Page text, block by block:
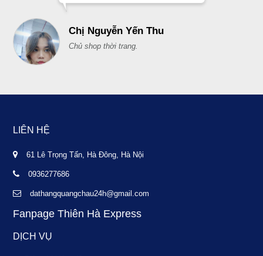
Chị Nguyễn Yến Thu
Chủ shop thời trang.
LIÊN HỆ
61 Lê Trọng Tấn, Hà Đông, Hà Nội
0936277686
dathangquangchau24h@gmail.com
Fanpage Thiên Hà Express
DỊCH VỤ